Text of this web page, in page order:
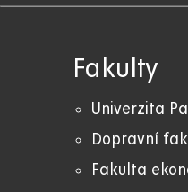
Fakulty
Univerzita
Dopravní
Fakulta